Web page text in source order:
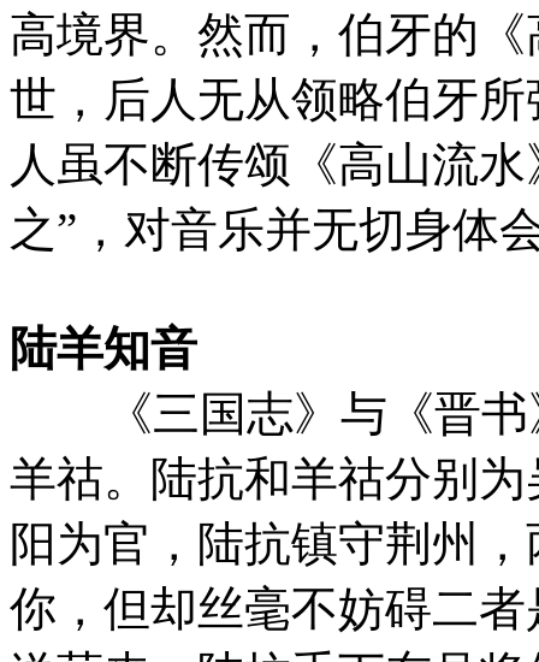
高境界。然而，伯牙的
世，后人无从领略伯牙
人虽不断传颂《高山流
之”，对音乐并无切身
陆羊知音
《三国志》与《晋书
羊祜。陆抗和羊祜分别
阳为官，陆抗镇守荆州
你，但却丝毫不妨碍二